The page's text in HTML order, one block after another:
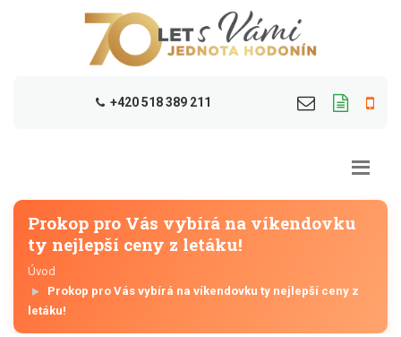
+420 518 389 211
Prokop pro Vás vybírá na víkendovku
ty nejlepší ceny z letáku!
Úvod
Prokop pro Vás vybírá na víkendovku ty nejlepší ceny z
letáku!